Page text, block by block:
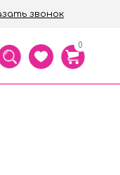
звонок
0